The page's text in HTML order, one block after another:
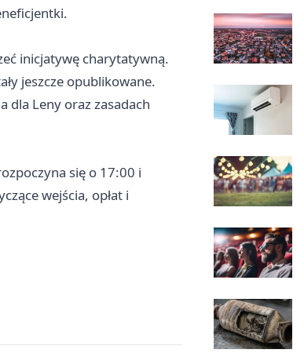
inicjatywę charytatywną.
jeszcze opublikowane.
dla Leny oraz zasadach
się o 17:00 i
wejścia, opłat i